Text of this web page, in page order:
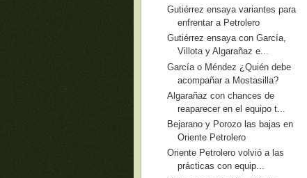
Gutiérrez ensaya variantes para
enfrentar a Petrolero
Gutiérrez ensaya con García,
Villota y Algarañaz e...
García o Méndez ¿Quién debe
acompañar a Mostasilla?
Algarañaz con chances de
reaparecer en el equipo t...
Bejarano y Porozo las bajas en
Oriente Petrolero
Oriente Petrolero volvió a las
prácticas con equip...